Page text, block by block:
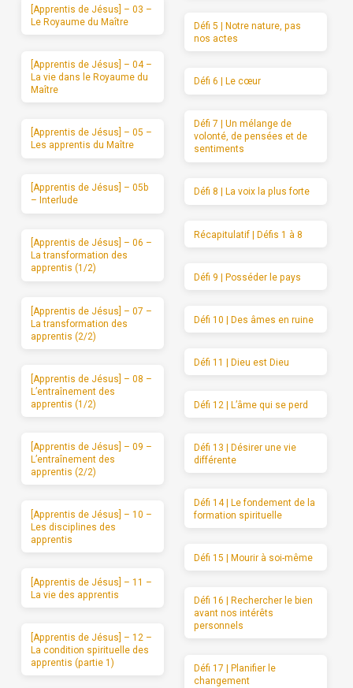
[Apprentis de Jésus] – 03 –
Le Royaume du Maître
[Apprentis de Jésus] – 04 –
La vie dans le Royaume du
Maître
[Apprentis de Jésus] – 05 –
Les apprentis du Maître
[Apprentis de Jésus] – 05b
– Interlude
[Apprentis de Jésus] – 06 –
La transformation des
apprentis (1/2)
[Apprentis de Jésus] – 07 –
La transformation des
apprentis (2/2)
[Apprentis de Jésus] – 08 –
L’entraînement des
apprentis (1/2)
[Apprentis de Jésus] – 09 –
L’entraînement des
apprentis (2/2)
[Apprentis de Jésus] – 10 –
Les disciplines des
apprentis
[Apprentis de Jésus] – 11 –
La vie des apprentis
[Apprentis de Jésus] – 12 –
La condition spirituelle des
apprentis (partie 1)
Défi 5 | Notre nature, pas
nos actes
Défi 6 | Le cœur
Défi 7 | Un mélange de
volonté, de pensées et de
sentiments
Défi 8 | La voix la plus forte
Récapitulatif | Défis 1 à 8
Défi 9 | Posséder le pays
Défi 10 | Des âmes en ruine
Défi 11 | Dieu est Dieu
Défi 12 | L’âme qui se perd
Défi 13 | Désirer une vie
différente
Défi 14 | Le fondement de la
formation spirituelle
Défi 15 | Mourir à soi-même
Défi 16 | Rechercher le bien
avant nos intérêts
personnels
Défi 17 | Planifier le
changement